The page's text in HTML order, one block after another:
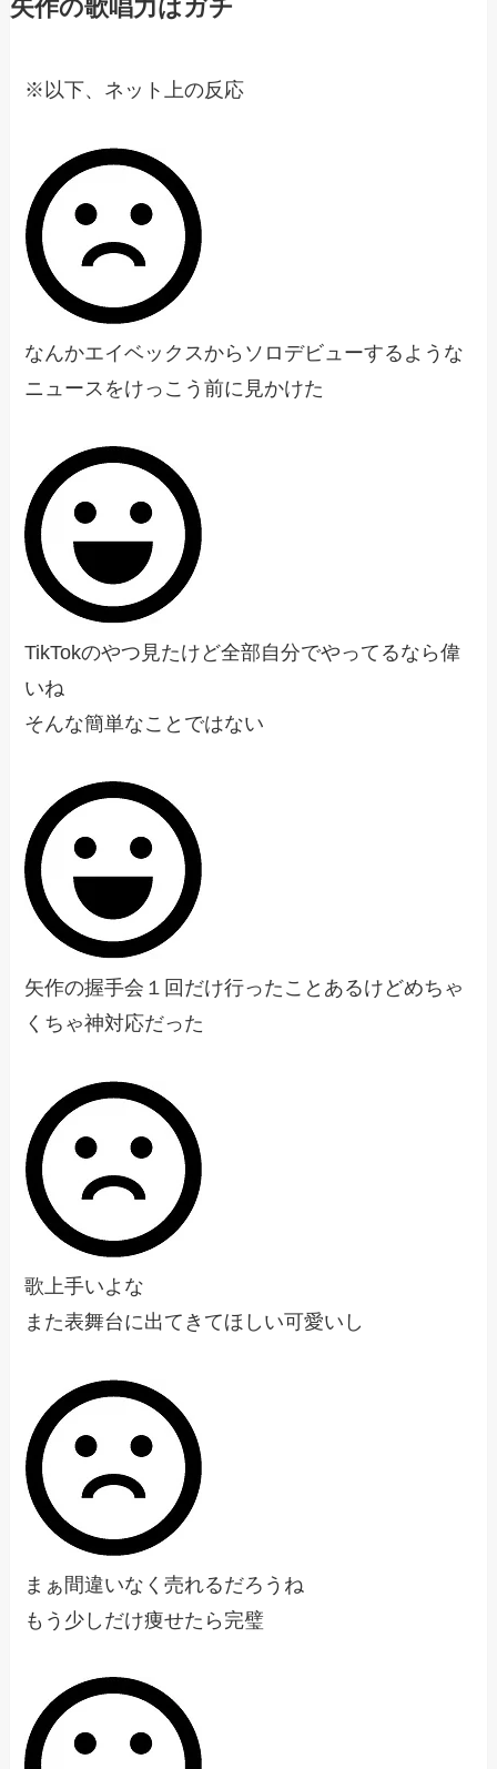
矢作の歌唱力はガチ
※以下、ネット上の反応
なんかエイベックスからソロデビューするような
ニュースをけっこう前に見かけた
TikTokのやつ見たけど全部自分でやってるなら偉
いね
そんな簡単なことではない
矢作の握手会１回だけ行ったことあるけどめちゃ
くちゃ神対応だった
歌上手いよな
また表舞台に出てきてほしい可愛いし
まぁ間違いなく売れるだろうね
もう少しだけ痩せたら完璧